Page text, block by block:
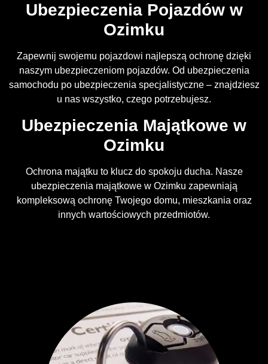
Ubezpieczenia Pojazdów w
Ozimku
Zapewnij swojemu pojazdowi najlepszą ochronę dzięki
naszym ubezpieczeniom pojazdów. Od ubezpieczenia
samochodu po ubezpieczenia specjalistyczne – znajdziesz
u nas wszystko, czego potrzebujesz.
Ubezpieczenia Majątkowe w
Ozimku
Ochrona majątku to klucz do spokoju ducha. Nasze
ubezpieczenia majątkowe w Ozimku zapewniają
kompleksową ochronę Twojego domu, mieszkania oraz
innych wartościowych przedmiotów.